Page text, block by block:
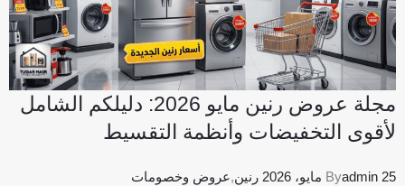
مجلة عروض رنين مايو 2026: دليلكم الشامل
لأقوى التخفيضات وأنظمة التقسيط
Byadmin 25 مايو، 2026 رنين,عروض وخصومات